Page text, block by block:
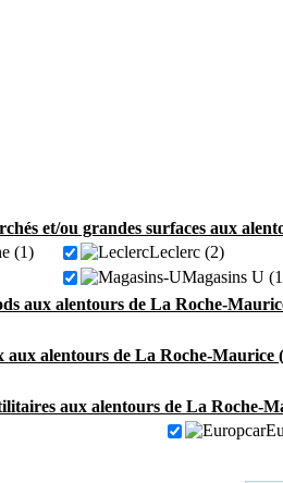
et/ou grandes surfaces aux
(1)
Leclerc (2)
Magasins U
aux alentours de La Roche-
aux alentours de La Roche-Maurice
aux alentours de La Roche-